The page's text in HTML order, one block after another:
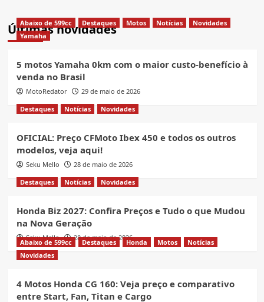
Últimas novidades
Abaixo de 599cc Destaques Motos Notícias
Novidades
Yamaha
5 motos Yamaha 0km com o maior custo-benefício à
venda no Brasil
MotoRedator
29 de maio de 2026
Destaques
Notícias Novidades
OFICIAL: Preço CFMoto Ibex 450 e todos os outros
modelos, veja aqui!
Seku Mello
28 de maio de 2026
Destaques
Notícias Novidades
Honda Biz 2027: Confira Preços e Tudo o que Mudou
na Nova Geração
Seku Mello 28 de maio de 2026
Abaixo de 599cc Destaques Honda Motos
Notícias
Novidades
4 Motos Honda CG 160: Veja preço e comparativo
entre Start, Fan, Titan e Cargo